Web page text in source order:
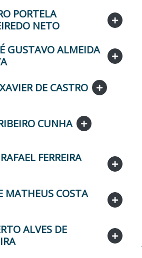
PORTELA
NETO
GUSTAVO ALMEIDA
DE CASTRO
CUNHA
FERREIRA
MATHEUS COSTA
ALVES DE